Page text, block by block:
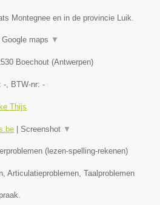
Montegnee en in de provincie Luik.
Google maps ▼
Boechout (Antwerpen)
- , BTW-nr: -
Thijs
| Screenshot ▼
(lezen-spelling-rekenen)
Articulatieproblemen, Taalproblemen